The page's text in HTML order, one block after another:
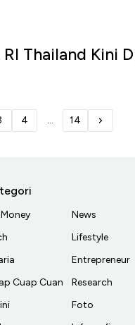
Thailand Kini
4 ... 14
Cuap Cuan
News
Lifestyle
Entrepreneur
Research
Foto